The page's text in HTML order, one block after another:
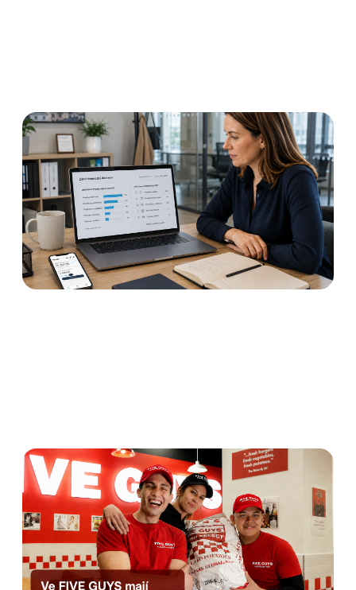
Ptát se zaměstnanců, jestli
chtějí Výplatu kdykoliv?
Výsledek vás může zmást
Číst dále
Five Guys nabízí
zaměstnancům Výplatu
kdykoliv od Advanta.
Rozhovor s HR manažerkou
Anetou Krausovou